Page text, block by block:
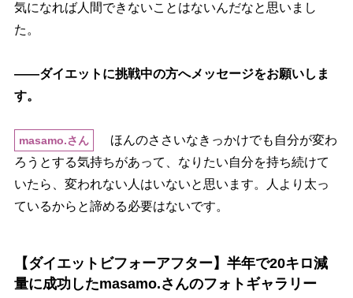
気になれば人間できないことはないんだなと思いまし
た。
――ダイエットに挑戦中の方へメッセージをお願いしま
す。
masamo.さん
ほんのささいなきっかけでも自分が変わ
ろうとする気持ちがあって、なりたい自分を持ち続けて
いたら、変われない人はいないと思います。人より太っ
ているからと諦める必要はないです。
【ダイエットビフォーアフター】半年で20キロ減
量に成功したmasamo.さんのフォトギャラリー